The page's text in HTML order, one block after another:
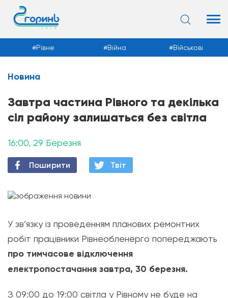
Новини
Рівне Війна Військові
Новина
Завтра частина Рівного та декілька
сіл району залишаться без світла
16:00, 29 Березня
Поширити Твiт
У зв’язку із проведенням планових ремонтних
робіт працівники Рівнеобленерго попереджають
про тимчасове відключення
електропостачання завтра, 30 березня.
З 09:00 до 19:00 світла у Рівному не буде на